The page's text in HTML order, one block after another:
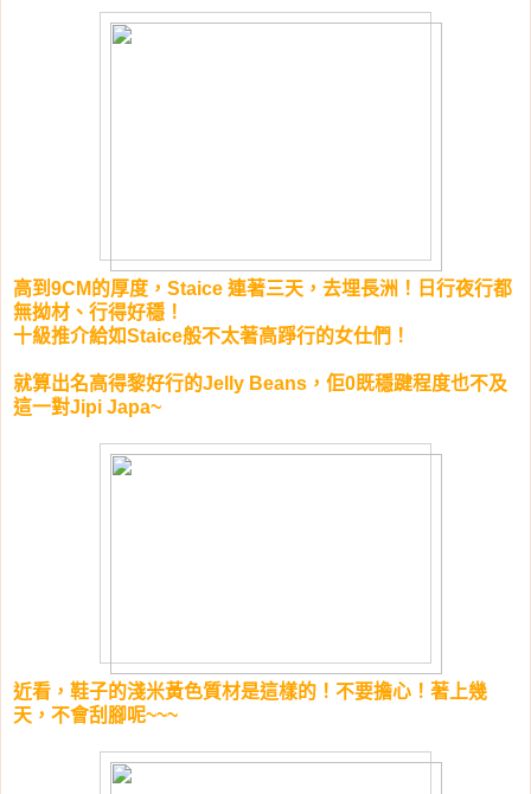
高到9CM的厚度，Staice 連著三天，去埋長洲！日行夜行都
無拗材、行得好穩！
十級推介給如Staice般不太著高踭行的女仕們！
就算出名高得黎好行的Jelly Beans，佢0既穩踺程度也不及
這一對Jipi Japa~
近看，鞋子的淺米黃色質材是這樣的！不要擔心！著上幾
天，不會刮腳呢~~~